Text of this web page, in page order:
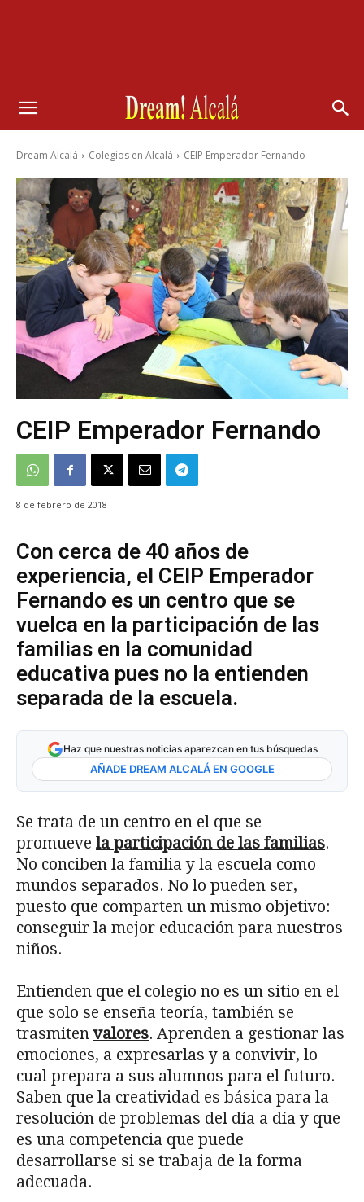
Dream Alcalá Colegios en Alcalá CEIP Emperador Fernando
CEIP Emperador Fernando
8 de febrero de 2018
Con cerca de 40 años de
experiencia, el CEIP Emperador
Fernando es un centro que se
vuelca en la participación de las
familias en la comunidad
educativa pues no la entienden
separada de la escuela.
Haz que nuestras noticias aparezcan en tus búsquedas
AÑADE DREAM ALCALÁ EN GOOGLE
Se trata de un centro en el que se
promueve la participación de las familias.
No conciben la familia y la escuela como
mundos separados. No lo pueden ser,
puesto que comparten un mismo objetivo:
conseguir la mejor educación para nuestros
niños.
Entienden que el colegio no es un sitio en el
que solo se enseña teoría, también se
trasmitenvalores. Aprenden a gestionar las
emociones, a expresarlas y a convivir, lo
cual prepara a sus alumnos para el futuro.
Saben que la creatividad es básica para la
resolución de problemas del día a día y que
es una competencia que puede
desarrollarse si se trabaja de la forma
adecuada.